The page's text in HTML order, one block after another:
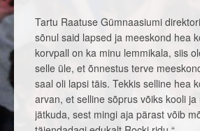
Tartu Raatuse Gümnaasiumi
sõnul said lapsed ja meeskond hea
korvpall on ka minu lemmikala, siis
selle üle, et õnnestus terve
saal oli lapsi täis. Tekkis selline hea
arvan, et selline sõprus võiks kooli
jätkuda, sest mingi aja pärast võib